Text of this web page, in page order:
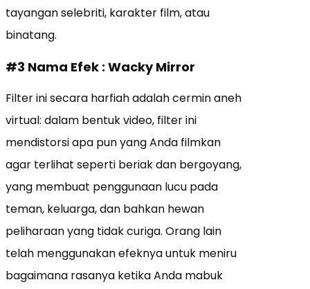
tayangan selebriti, karakter film, atau
binatang.
#3 Nama Efek : Wacky Mirror
Filter ini secara harfiah adalah cermin aneh
virtual: dalam bentuk video, filter ini
mendistorsi apa pun yang Anda filmkan
agar terlihat seperti beriak dan bergoyang,
yang membuat penggunaan lucu pada
teman, keluarga, dan bahkan hewan
peliharaan yang tidak curiga. Orang lain
telah menggunakan efeknya untuk meniru
bagaimana rasanya ketika Anda mabuk